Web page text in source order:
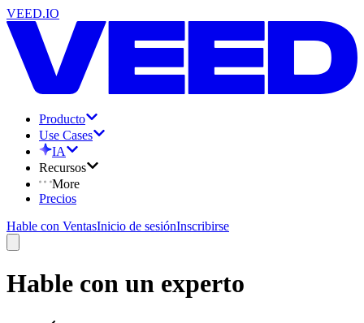
VEED.IO
Producto
Use Cases
IA
Recursos
More
Precios
Hable con VentasInicio de sesiónInscribirse
Hable con un experto